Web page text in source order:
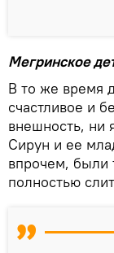
Мегринское
В то же время
счастливое и
внешность, ни
Сирун и ее
впрочем, были
полностью